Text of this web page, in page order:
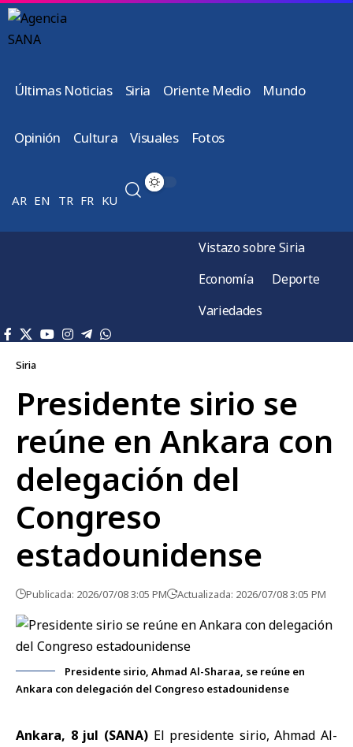
Últimas Noticias Siria Oriente Medio Mundo
Opinión Cultura Visuales Fotos
AR EN TR FR KU
Vistazo sobre Siria
Economía
Deporte
Variedades
Siria
Presidente sirio se
reúne en Ankara con
delegación del
Congreso
estadounidense
Publicada: 2026/07/08 3:05 PM Actualizada: 2026/07/08 3:05 PM
Presidente sirio, Ahmad Al-Sharaa, se reúne en
Ankara con delegación del Congreso estadounidense
Ankara, 8 jul (SANA) El presidente sirio, Ahmad Al-